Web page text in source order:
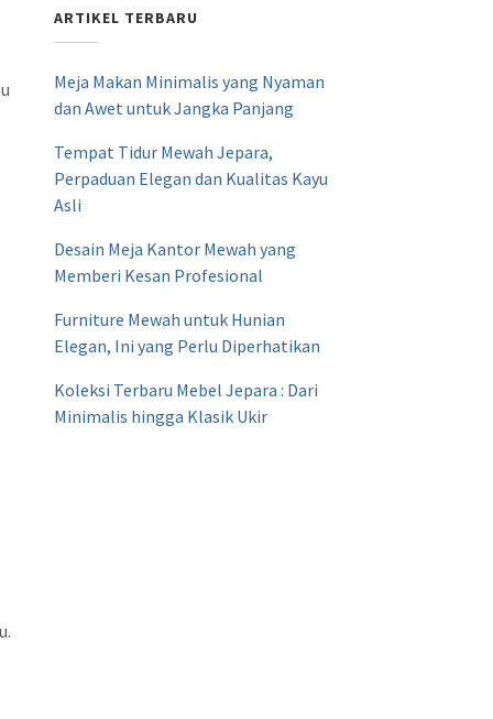
ARTIKEL TERBARU
Meja Makan Minimalis yang Nyaman
dan Awet untuk Jangka Panjang
Tempat Tidur Mewah Jepara,
Perpaduan Elegan dan Kualitas Kayu
Asli
Desain Meja Kantor Mewah yang
Memberi Kesan Profesional
Furniture Mewah untuk Hunian
Elegan, Ini yang Perlu Diperhatikan
Koleksi Terbaru Mebel Jepara : Dari
Minimalis hingga Klasik Ukir